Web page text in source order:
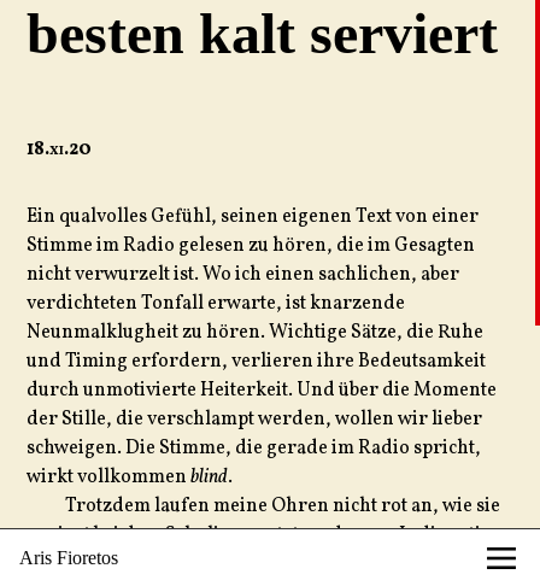
Aris Fioretos
besten kalt serviert
18.xi.20
Ein qualvolles Gefühl, seinen eigenen Text von einer
Stimme im Radio gelesen zu hören, die im Gesagten
nicht verwurzelt ist. Wo ich einen sachlichen, aber
verdichteten Tonfall erwarte, ist knarzende
Neunmalklugheit zu hören. Wichtige Sätze, die Ruhe
und Timing erfordern, verlieren ihre Bedeutsamkeit
durch unmotivierte Heiterkeit. Und über die Momente
der Stille, die verschlampt werden, wollen wir lieber
schweigen. Die Stimme, die gerade im Radio spricht,
wirkt vollkommenblind.
Trotzdem laufen meine Ohren nicht rot an, wie sie
es einst bei dem Schuljungen taten, der vor Indignation
bebend nicht mehr genug Platz im eigenen Körper fand.